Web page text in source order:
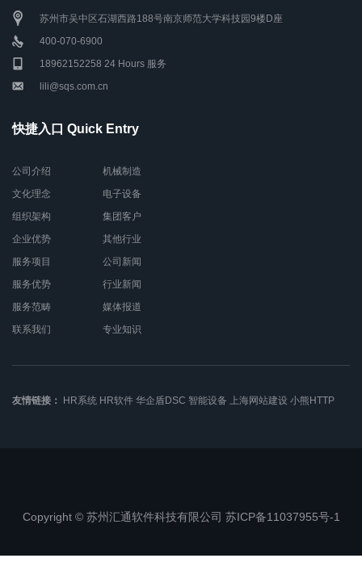
苏州市吴中区石湖西路188号南京师范大学科技园9楼D座
400-070-6900
18962152258 24 Hours 服务
lili@sqs.com.cn
快捷入口 Quick Entry
公司介绍
文化理念
组织架构
企业优势
服务项目
服务优势
服务范畴
联系我们
机械制造
电子设备
集团客户
其他行业
公司新闻
行业新闻
媒体报道
专业知识
友情链接： HR系统 HR软件 华企盾DSC 智能设备 上海网站建设 小熊HTTP
Copyright © 苏州汇通软件科技有限公司 苏ICP备11037955号-1